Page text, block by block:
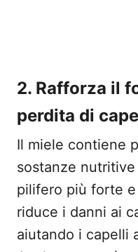
2. Rafforza il
perdita di
Il miele contiene
sostanze
pilifero più forte
riduce i danni ai
aiutando i capelli